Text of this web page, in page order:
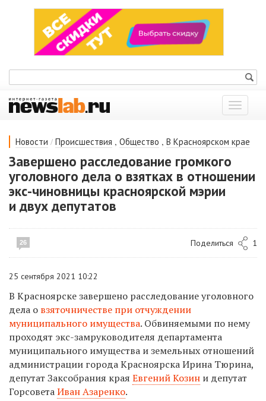
Показать
меню
Новости / Происшествия , Общество , В Красноярском крае
Завершено расследование громкого
уголовного дела о взятках в отношении
экс-чиновницы красноярской мэрии
и двух депутатов
26 Поделиться 1
25 сентября 2021 10:22
В Красноярске завершено расследование уголовного
дела о взяточничестве при отчуждении
муниципального имущества. Обвиняемыми по нему
проходят экс-замруководителя департамента
муниципального имущества и земельных отношений
администрации города Красноярска Ирина Тюрина,
депутат Заксобрания края Евгений Козин и депутат
ГорсоветаИван Азаренко.